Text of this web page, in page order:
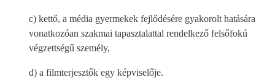
c) kettő, a média gyermekek fejlődésére gyakorolt hatására
vonatkozóan szakmai tapasztalattal rendelkező felsőfokú
végzettségű személy,
d) a filmterjesztők egy képviselője.